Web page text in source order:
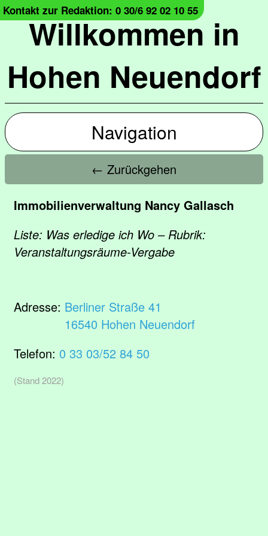
Willkommen in
Hohen Neuendorf
Kontakt zur Redaktion: 0 30/6 92 02 10 55
Navigation
← Zurückgehen
Immobilienverwaltung Nancy Gallasch
Liste: Was erledige ich Wo – Rubrik:
Veranstaltungsräume-Vergabe
Adresse: Berliner Straße 41
16540 Hohen Neuendorf
Telefon: 0 33 03/52 84 50
(Stand 2022)